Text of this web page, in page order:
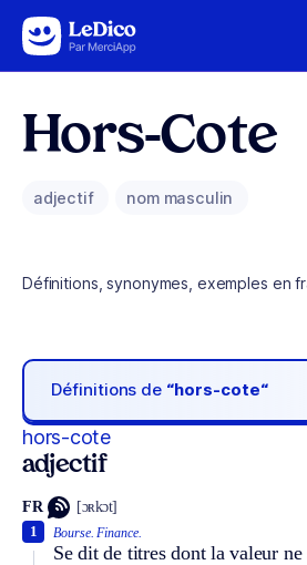
Aller au contenu
Hors-Cote
adjectif nom masculin
Définitions, synonymes, exemples en
Définitions de “hors-cote“
hors-cote
adjectif
FR [ɔʀkɔt]
Bourse. Finance.
Se dit de titres dont la valeur ne
1